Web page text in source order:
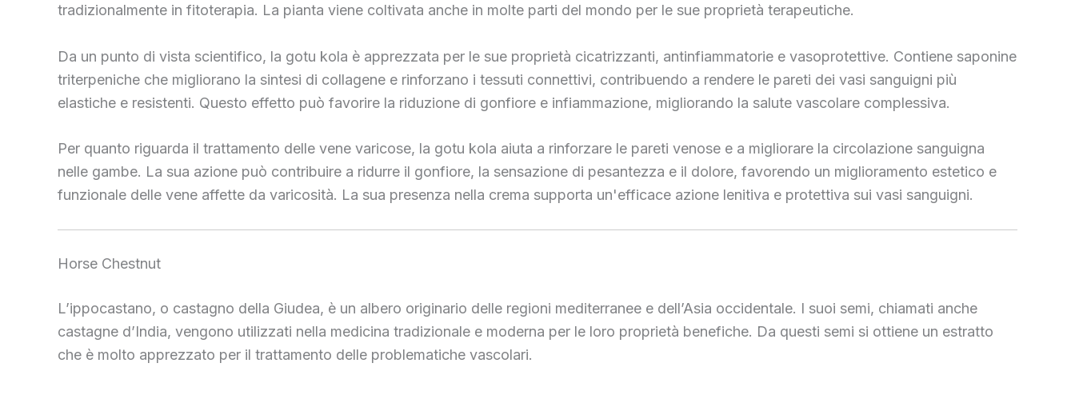
tradizionalmente in fitoterapia. La pianta viene coltivata anche in molte parti del mondo per le sue proprietà terapeutiche.
Da un punto di vista scientifico, la gotu kola è apprezzata per le sue proprietà cicatrizzanti, antinfiammatorie e vasoprotettive. Contiene saponine
triterpeniche che migliorano la sintesi di collagene e rinforzano i tessuti connettivi, contribuendo a rendere le pareti dei vasi sanguigni più
elastiche e resistenti. Questo effetto può favorire la riduzione di gonfiore e infiammazione, migliorando la salute vascolare complessiva.
Per quanto riguarda il trattamento delle vene varicose, la gotu kola aiuta a rinforzare le pareti venose e a migliorare la circolazione sanguigna
nelle gambe. La sua azione può contribuire a ridurre il gonfiore, la sensazione di pesantezza e il dolore, favorendo un miglioramento estetico e
funzionale delle vene affette da varicosità. La sua presenza nella crema supporta un'efficace azione lenitiva e protettiva sui vasi sanguigni.
Horse Chestnut
L’ippocastano, o castagno della Giudea, è un albero originario delle regioni mediterranee e dell’Asia occidentale. I suoi semi, chiamati anche
castagne d’India, vengono utilizzati nella medicina tradizionale e moderna per le loro proprietà benefiche. Da questi semi si ottiene un estratto
che è molto apprezzato per il trattamento delle problematiche vascolari.